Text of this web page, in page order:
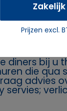
u
diners bij u
die
advies
Zakelijk
Prijzen excl.